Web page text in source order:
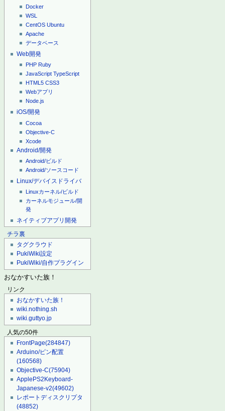
Docker
WSL
CentOS Ubuntu
Apache
データベース
Web開発
PHP Ruby
JavaScript TypeScript
HTML5 CSS3
Webアプリ
Node.js
iOS/開発
Cocoa
Objective-C
Xcode
Android/開発
Android/ビルド
Android/ソースコード
Linux/デバイスドライバ
Linuxカーネル/ビルド
カーネルモジュール/開
発
ネイティブアプリ開発
チラ裏
タグクラウド
PukiWiki設定
PukiWiki/自作プラグイン
おなかすいた族！
リンク
おなかすいた族！
wiki.nothing.sh
wiki.guttyo.jp
人気の50件
FrontPage(284847)
Arduino/ピン配置
(160568)
Objective-C(75904)
ApplePS2Keyboard-
Japanese-v2(49602)
レポートディスクリプタ
(48852)